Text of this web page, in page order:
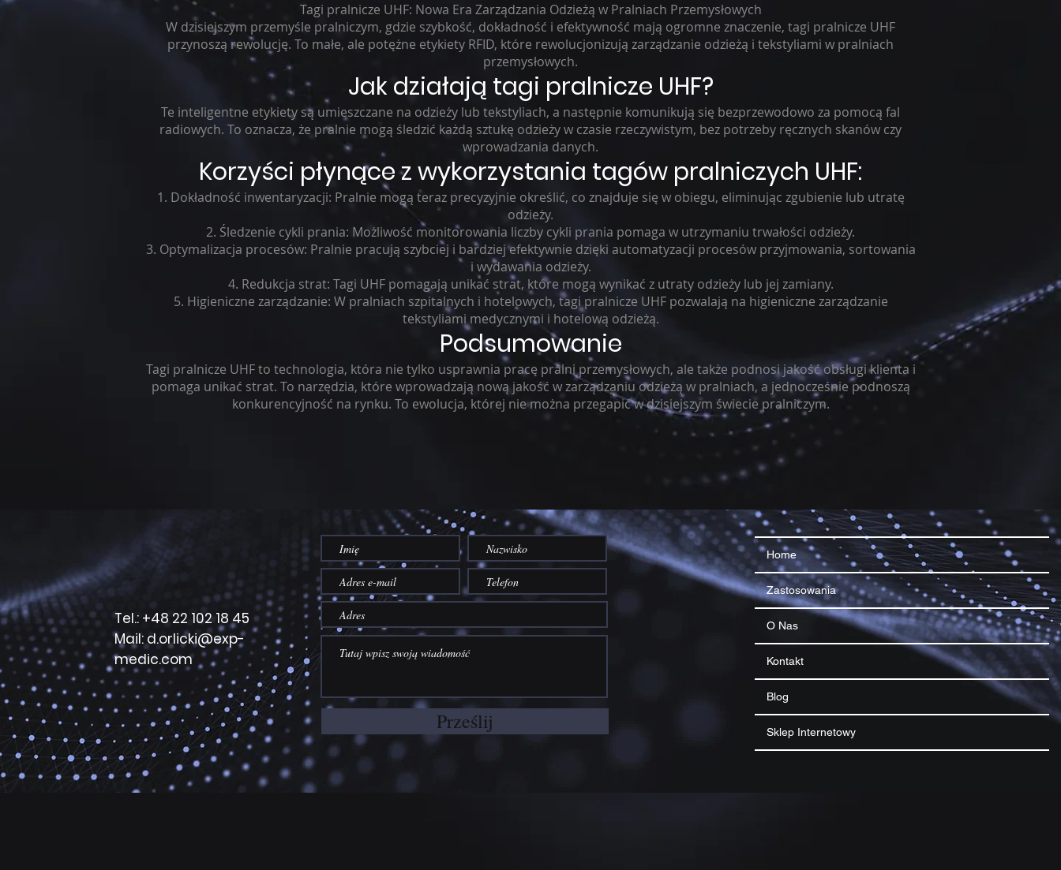
Tagi pralnicze UHF: Nowa Era Zarządzania Odzieżą w Pralniach Przemysłowych
W dzisiejszym przemyśle pralniczym, gdzie szybkość, dokładność i efektywność mają ogromne znaczenie, tagi pralnicze UHF
przynoszą rewolucję. To małe, ale potężne etykiety RFID, które rewolucjonizują zarządzanie odzieżą i tekstyliami w pralniach
przemysłowych.
Jak działają tagi pralnicze UHF?
Te inteligentne etykiety są umieszczane na odzieży lub tekstyliach, a następnie komunikują się bezprzewodowo za pomocą fal
radiowych. To oznacza, że pralnie mogą śledzić każdą sztukę odzieży w czasie rzeczywistym, bez potrzeby ręcznych skanów czy
wprowadzania danych.
Korzyści płynące z wykorzystania tagów pralniczych UHF:
Dokładność inwentaryzacji: Pralnie mogą teraz precyzyjnie określić, co znajduje się w obiegu, eliminując zgubienie lub utratę
odzieży.
Śledzenie cykli prania: Możliwość monitorowania liczby cykli prania pomaga w utrzymaniu trwałości odzieży.
Optymalizacja procesów: Pralnie pracują szybciej i bardziej efektywnie dzięki automatyzacji procesów przyjmowania, sortowania
i wydawania odzieży.
Redukcja strat: Tagi UHF pomagają unikać strat, które mogą wynikać z utraty odzieży lub jej zamiany.
Higieniczne zarządzanie: W pralniach szpitalnych i hotelowych, tagi pralnicze UHF pozwalają na higieniczne zarządzanie
tekstyliami medycznymi i hotelową odzieżą.
Podsumowanie
Tagi pralnicze UHF to technologia, która nie tylko usprawnia pracę pralni przemysłowych, ale także podnosi jakość obsługi klienta i
pomaga unikać strat. To narzędzia, które wprowadzają nową jakość w zarządzaniu odzieżą w pralniach, a jednocześnie podnoszą
konkurencyjność na rynku. To ewolucja, której nie można przegapić w dzisiejszym świecie pralniczym.
Tel.: +48 22 102 18 45
Mail: d.orlicki@exp-
medic.com
Prześlij
Home
Zastosowania
O Nas
Kontakt
Blog
Sklep Internetowy